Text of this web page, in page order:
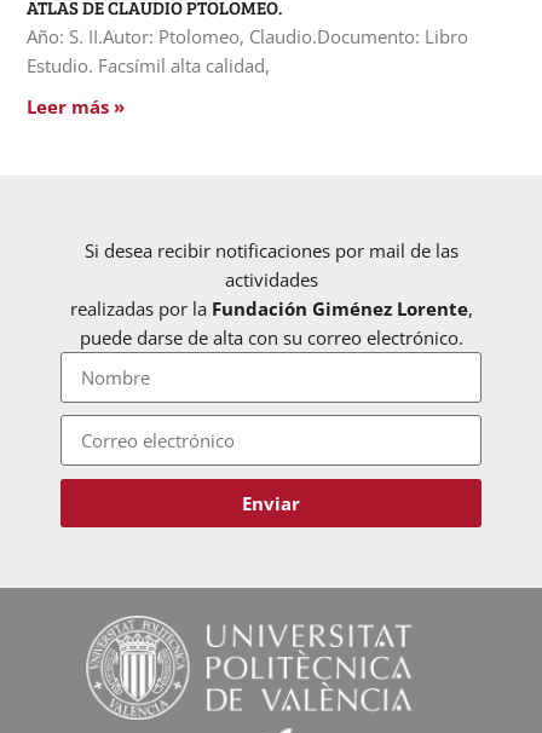
ATLAS DE CLAUDIO PTOLOMEO.
Año: S. II.Autor: Ptolomeo, Claudio.Documento: Libro
Estudio. Facsímil alta calidad,
Leer más »
Si desea recibir notificaciones por mail de las
actividades
realizadas por la Fundación Giménez Lorente,
puede darse de alta con su correo electrónico.
Enviar